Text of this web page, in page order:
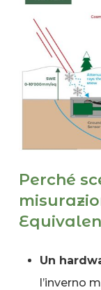
Perché
Un
l’inverno